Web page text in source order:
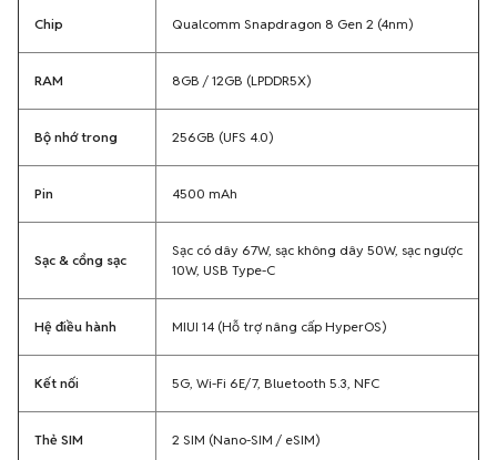
Chip Qualcomm Snapdragon 8 Gen 2 (4nm)
RAM 8GB / 12GB (LPDDR5X)
Bộ nhớ trong 256GB (UFS 4.0)
Pin 4500 mAh
Sạc & cổng sạc
Sạc có dây 67W, sạc không dây 50W, sạc ngược
10W, USB Type-C
Hệ điều hành MIUI 14 (Hỗ trợ nâng cấp HyperOS)
Kết nối 5G, Wi-Fi 6E/7, Bluetooth 5.3, NFC
Thẻ SIM 2 SIM (Nano-SIM / eSIM)